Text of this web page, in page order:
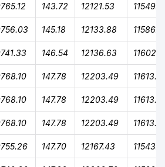
143.72 12121.53
145.18 12133.88
146.54 12136.63
147.78 12203.49
147.78 12203.49
147.78 12203.49
147.70 12167.43